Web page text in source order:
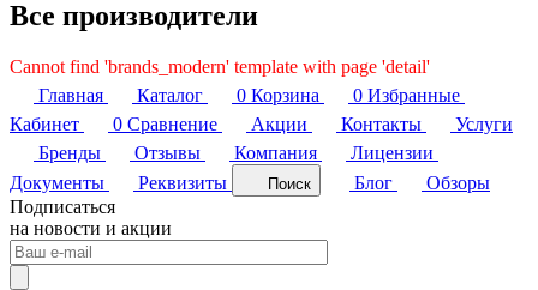
Все производители
Cannot find 'brands_modern' template with page 'detail'
Главная
Каталог 0 Корзина 0 Избранные
Кабинет
0 Сравнение Акции Контакты
Услуги
Бренды
Отзывы Компания
Лицензии
Документы
Реквизиты Поиск Блог
Обзоры
Подписаться
на новости и акции